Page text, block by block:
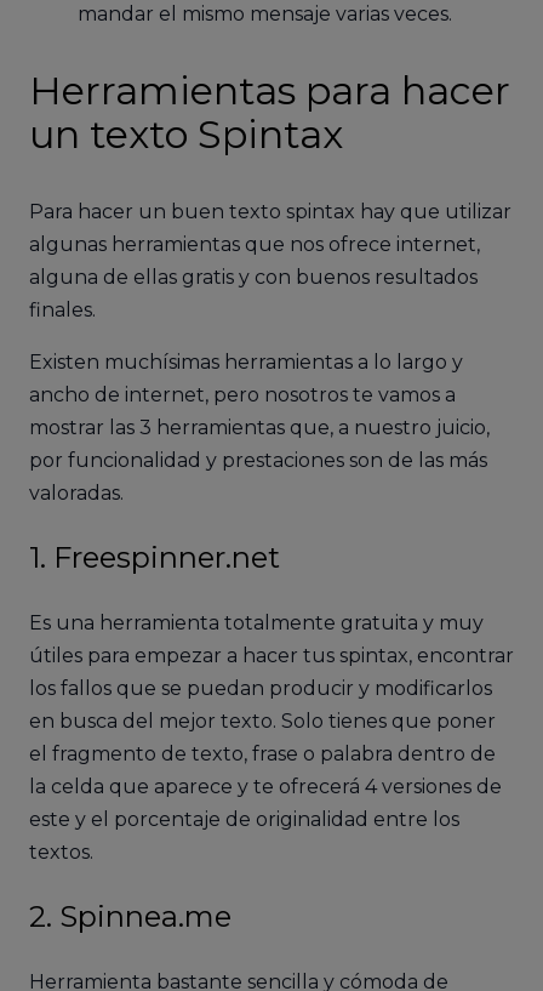
mandar el mismo mensaje varias veces.
Herramientas para hacer
un texto Spintax
Para hacer un buen texto spintax hay que utilizar
algunas herramientas que nos ofrece internet,
alguna de ellas gratis y con buenos resultados
finales.
Existen muchísimas herramientas a lo largo y
ancho de internet, pero nosotros te vamos a
mostrar las 3 herramientas que, a nuestro juicio,
por funcionalidad y prestaciones son de las más
valoradas.
1. Freespinner.net
Es una herramienta totalmente gratuita y muy
útiles para empezar a hacer tus spintax, encontrar
los fallos que se puedan producir y modificarlos
en busca del mejor texto. Solo tienes que poner
el fragmento de texto, frase o palabra dentro de
la celda que aparece y te ofrecerá 4 versiones de
este y el porcentaje de originalidad entre los
textos.
2. Spinnea.me
Herramienta bastante sencilla y cómoda de